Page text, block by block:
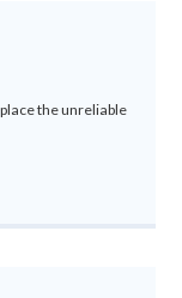
the unreliable